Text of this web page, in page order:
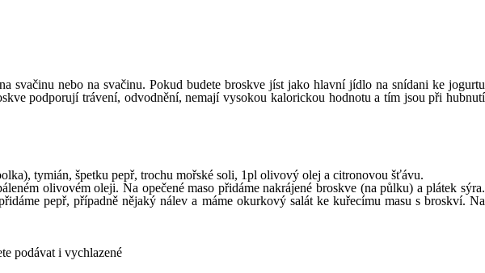
svačinu nebo na svačinu. Pokud budete broskve jíst jako hlavní jídlo na snídani ke jogurtu
podporují trávení, odvodnění, nemají vysokou kalorickou hodnotu a tím jsou při hubnutí
tymián, špetku pepř, trochu mořské soli, 1pl olivový olej a citronovou šťávu.
olivovém oleji. Na opečené maso přidáme nakrájené broskve (na půlku) a plátek sýra.
pepř, případně nějaký nálev a máme okurkový salát ke kuřecímu masu s broskví. Na
podávat i vychlazené